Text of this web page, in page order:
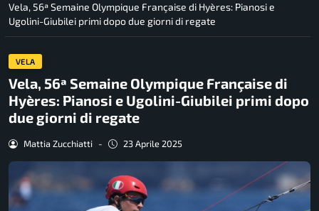
Vela, 56ª Semaine Olympique Française di Hyères: Pianosi e
Ugolini-Giubilei primi dopo due giorni di regate
VELA
Vela, 56ª Semaine Olympique Française di
Hyères: Pianosi e Ugolini-Giubilei primi dopo
due giorni di regate
Mattia Zucchiatti - 23 Aprile 2025